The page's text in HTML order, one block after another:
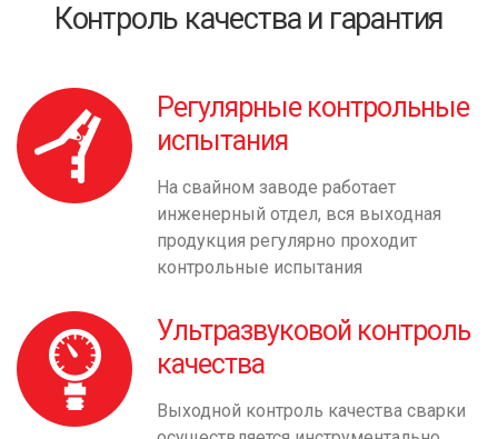
Контроль качества и гарантия
Регулярные контрольные
испытания
На свайном заводе работает
инженерный отдел, вся выходная
продукция регулярно проходит
контрольные испытания
Ультразвуковой контроль
качества
Выходной контроль качества сварки